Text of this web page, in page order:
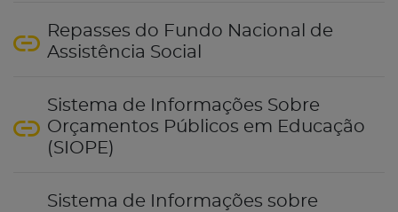
Repasses do Fundo Nacional de
Assistência Social
Sistema de Informações Sobre
Orçamentos Públicos em Educação
(SIOPE)
Sistema de Informações sobre